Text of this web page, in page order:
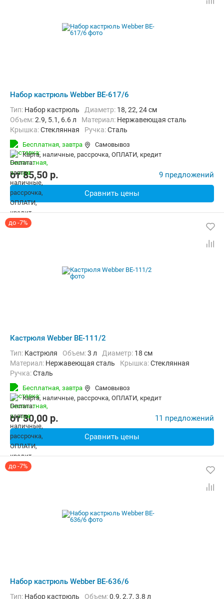
Набор кастрюль Webber BE-617/6
Тип: Набор кастрюль диаметр: 18, 22, 24 см
объем:2.9, 5.1, 6.6 л материал: Нержавеющая сталь
крышка:Стеклянная ручка:Сталь
Бесплатная, завтра
Самовывоз
карта, наличные, рассрочка, ОПЛАТИ, кредит
от85,50 p. 9 предложений
Сравнить цены
до -7%
Кастрюля Webber BE-111/2
Тип: Кастрюля Объем:3 л Диаметр: 18 см
материал: Нержавеющая сталь крышка:Стеклянная
ручка:Сталь
Бесплатная, завтра
Самовывоз
карта, наличные, рассрочка, ОПЛАТИ, кредит
от30,00 p. 11 предложений
Сравнить цены
до -7%
Набор кастрюль Webber BE-636/6
Тип: Набор кастрюль объем:0.9, 2.7, 3.8 л